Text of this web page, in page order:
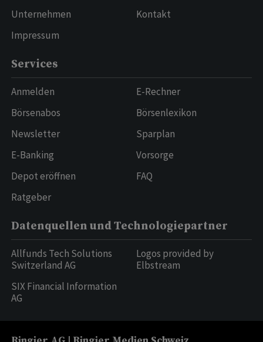
Unternehmen
Impressum
Kontakt
Services
Anmelden
Börsenabos
Newsletter
E-Banking
Depot eröffnen
Ratgeber
E-Rechner
Börsenlexikon
Sparplan
Vorsorge
FAQ
Datenquellen und Technologiepartner
Allfunds Tech Solutions
Switzerland AG
SIX Financial Information
AG
Logos provided by
Elbstream